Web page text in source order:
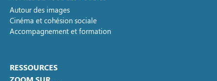
Autour des images
Cinéma et cohésion sociale
Accompagnement et formation
RESSOURCES